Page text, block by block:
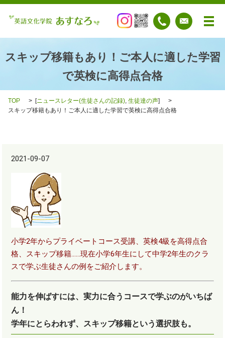
メ
スキップ移籍もあり！ご本人に適した学習
で英検に高得点合格
TOP [ニュースレター(生徒さんの記録),生徒達の声]
スキップ移籍もあり！ご本人に適した学習で英検に高得点合格
2021-09-07
小学2年からプライベートコース受講、英検4級を高得点合
格、スキップ移籍……現在小学6年生にして中学2年生のクラ
スで学ぶ生徒さんの例をご紹介します。
能力を伸ばすには、実力に合うコースで学ぶのがいちば
ん！
学年にとらわれず、スキップ移籍という選択肢も。